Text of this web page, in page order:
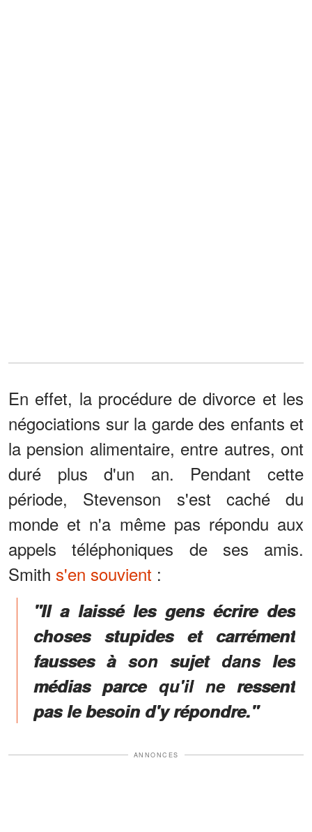
En effet, la procédure de divorce et les
négociations sur la garde des enfants et
la pension alimentaire, entre autres, ont
duré plus d'un an. Pendant cette
période, Stevenson s'est caché du
monde et n'a même pas répondu aux
appels téléphoniques de ses amis.
Smith s'en souvient :
"Il a laissé les gens écrire des
choses stupides et carrément
fausses à son sujet dans les
médias parce qu'il ne ressent
pas le besoin d'y répondre."
ANNONCES